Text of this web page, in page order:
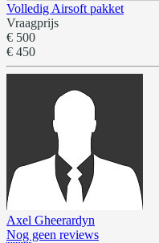
Volledig Airsoft pakket
Vraagprijs
€ 500
€ 450
Axel Gheerardyn
Nog geen reviews